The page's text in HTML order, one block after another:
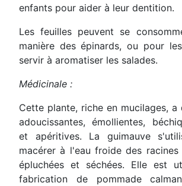
enfants pour aider à leur dentition.
Les feuilles peuvent se
manière des épinards, ou pour
servir à aromatiser les salades.
Médicinale :
Cette plante, riche en mucilages, a
adoucissantes, émollientes,
et apéritives. La guimauve
macérer à l'eau froide des racines
épluchées et séchées. Elle est
fabrication de pommade